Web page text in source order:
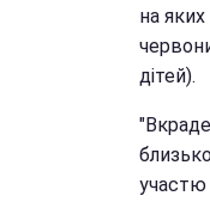
на
дітей).
участю